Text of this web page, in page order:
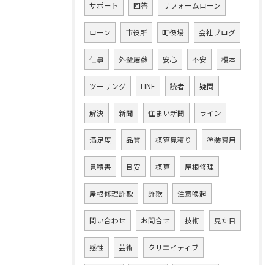
サポート 回答 リフォームローン
ローン 市役所 町役場 会社ブログ
仕事 外壁屠蘇 安心 不安 榎本
ツーリング LINE 読者 疑問
解決 新聞 住まい新聞 ライン
満足度 品質 概算見積り 塗装費用
見積書 目安 概算 屋根修理
屋根修理詐欺 詐欺 注意喚起
問い合わせ お問合せ 技術 見た目
感性 芸術 クリエイティブ